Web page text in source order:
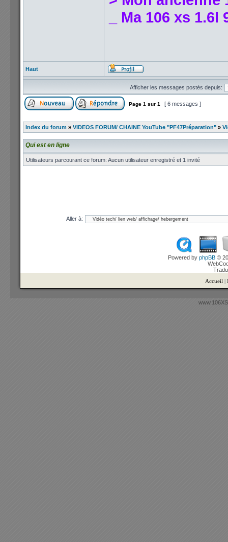
_ Ma 106 xs 1.6l
Haut
Afficher les messages postés depuis:
Page 1 sur 1 [ 6 messages ]
Index du forum » VIDEOS FORUM/ CHAINE YouTube "PF47Préparation" »
Qui est en ligne
Utilisateurs parcourant ce forum: Aucun utilisateur enregistré et 1 invité
Aller à:
Powered by phpBB ©
Accueil |